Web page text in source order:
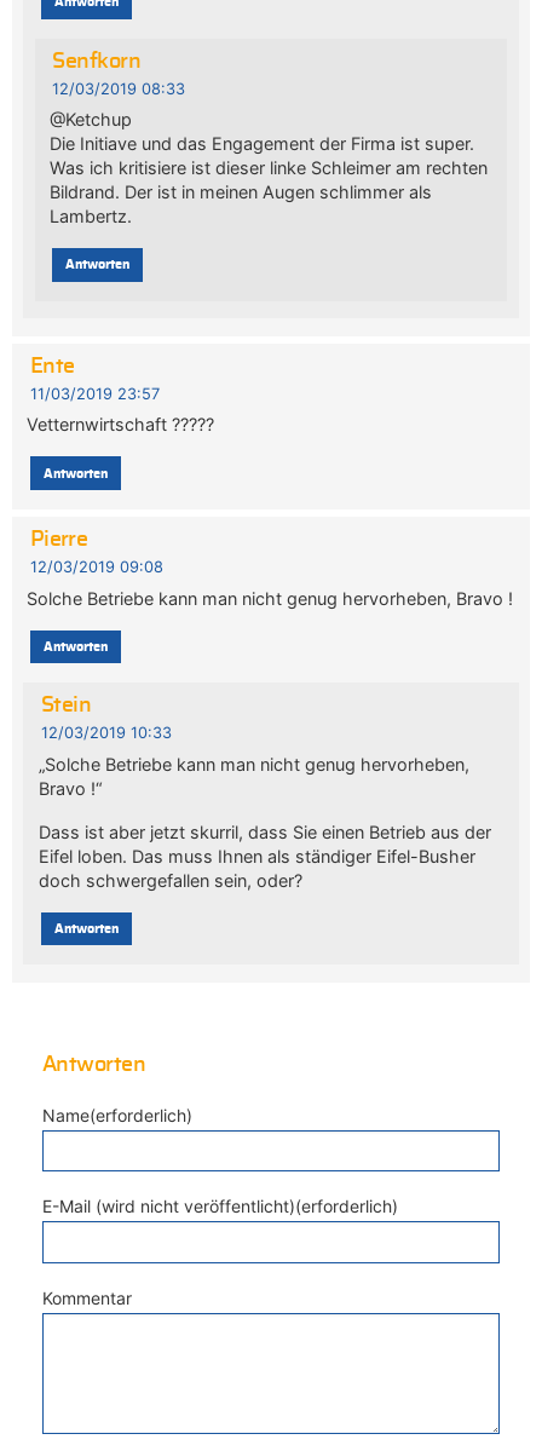
Senfkorn
12/03/2019 08:33
@Ketchup
Die Initiave und das Engagement der Firma ist super.
Was ich kritisiere ist dieser linke Schleimer am rechten
Bildrand. Der ist in meinen Augen schlimmer als
Lambertz.
Antworten
Ente
11/03/2019 23:57
Vetternwirtschaft ?????
Antworten
Pierre
12/03/2019 09:08
Solche Betriebe kann man nicht genug hervorheben, Bravo !
Antworten
Stein
12/03/2019 10:33
„Solche Betriebe kann man nicht genug hervorheben,
Bravo !“
Dass ist aber jetzt skurril, dass Sie einen Betrieb aus der
Eifel loben. Das muss Ihnen als ständiger Eifel-Busher
doch schwergefallen sein, oder?
Antworten
Antworten
Name(erforderlich)
E-Mail (wird nicht veröffentlicht)(erforderlich)
Kommentar